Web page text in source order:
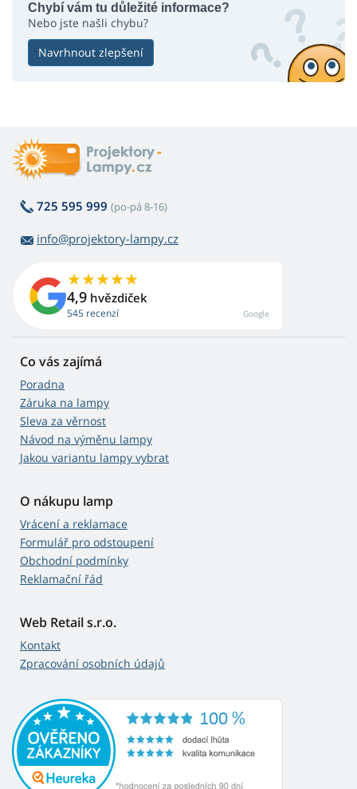
Chybí vám tu důležité informace?
Nebo jste našli chybu?
Navrhnout zlepšení
725 595 999 (po-pá 8-16)
info@projektory-lampy.cz
4,9 hvězdiček
545 recenzí Google
Co vás zajímá
Poradna
Záruka na lampy
Sleva za věrnost
Návod na výměnu lampy
Jakou variantu lampy vybrat
O nákupu lamp
Vrácení a reklamace
Formulář pro odstoupení
Obchodní podmínky
Reklamační řád
Web Retail s.r.o.
Kontakt
Zpracování osobních údajů